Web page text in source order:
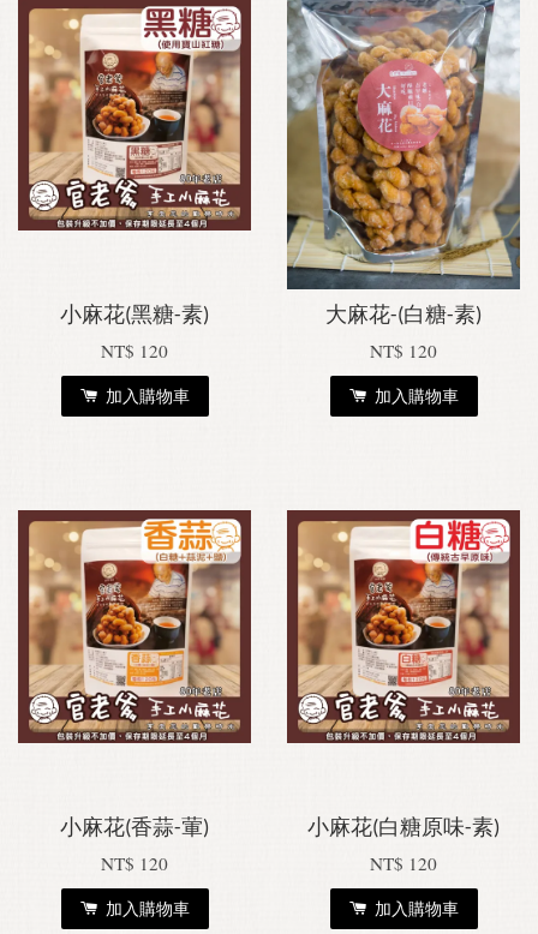
小麻花(黑糖-素)
NT$ 120
加入購物車
大麻花-(白糖-素)
NT$ 120
加入購物車
小麻花(香蒜-葷)
NT$ 120
加入購物車
小麻花(白糖原味-素)
NT$ 120
加入購物車